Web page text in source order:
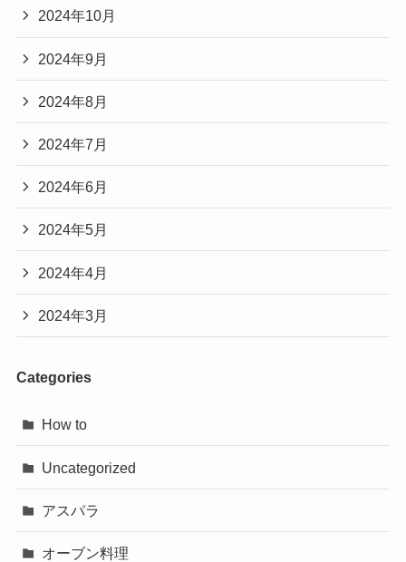
2024年10月
2024年9月
2024年8月
2024年7月
2024年6月
2024年5月
2024年4月
2024年3月
Categories
How to
Uncategorized
アスパラ
オーブン料理